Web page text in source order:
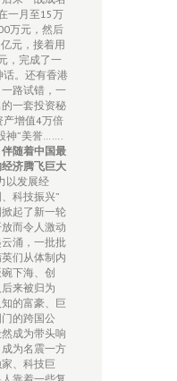
一月至15万
万元，然后
元，接着用
，完成了一
。还有香港
路试错，一
一套投资秘
产增值4万倍
神”美誉…….
伴随着中国最
经济腾飞巨大
以发展经
科技振兴”
起了新一轮
而令人激动
涌，一批批
们从体制内
下海、创
来被归为
的富豪、巨
的跨国公
成为带头响
为名震一方
、科技巨